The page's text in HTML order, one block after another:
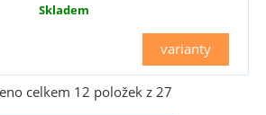
Skladem
varianty
celkem 12 položek z27